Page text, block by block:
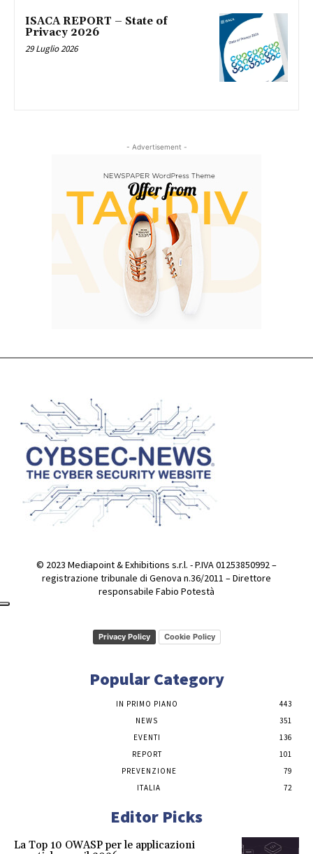
ISACA REPORT – State of
Privacy 2026
29 Luglio 2026
- Advertisement -
© 2023 Mediapoint & Exhibitions s.r.l. - P.IVA 01253850992 –
registrazione tribunale di Genova n.36/2011 – Direttore
responsabile Fabio Potestà
Privacy Policy Cookie Policy
Popular Category
IN PRIMO PIANO
443
NEWS
351
EVENTI
136
REPORT
101
PREVENZIONE
79
ITALIA
72
Editor Picks
La Top 10 OWASP per le applicazioni